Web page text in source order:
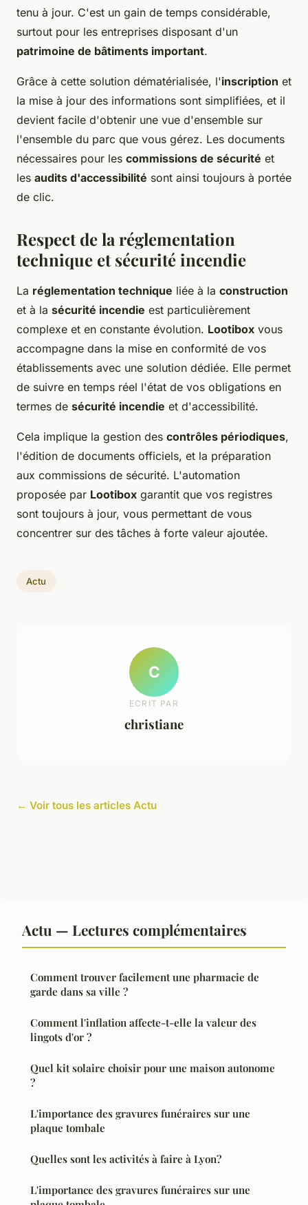
tenu à jour. C'est un gain de temps considérable,
surtout pour les entreprises disposant d'un
patrimoine de bâtiments important.
Grâce à cette solution dématérialisée, l'inscription et
la mise à jour des informations sont simplifiées, et il
devient facile d'obtenir une vue d'ensemble sur
l'ensemble du parc que vous gérez. Les documents
nécessaires pour les commissions de sécurité et
les audits d'accessibilité sont ainsi toujours à portée
de clic.
Respect de la réglementation
technique et sécurité incendie
La réglementation technique liée à la construction
et à la sécurité incendie est particulièrement
complexe et en constante évolution. Lootibox vous
accompagne dans la mise en conformité de vos
établissements avec une solution dédiée. Elle permet
de suivre en temps réel l'état de vos obligations en
termes de sécurité incendie et d'accessibilité.
Cela implique la gestion des contrôles périodiques,
l'édition de documents officiels, et la préparation
aux commissions de sécurité. L'automation
proposée par Lootibox garantit que vos registres
sont toujours à jour, vous permettant de vous
concentrer sur des tâches à forte valeur ajoutée.
Actu
C
ECRIT PAR
christiane
← Voir tous les articles Actu
Actu — Lectures complémentaires
Comment trouver facilement une pharmacie de
garde dans sa ville ?
Comment l'inflation affecte-t-elle la valeur des
lingots d'or ?
Quel kit solaire choisir pour une maison autonome
?
L'importance des gravures funéraires sur une
plaque tombale
Quelles sont les activités à faire à Lyon?
L'importance des gravures funéraires sur une